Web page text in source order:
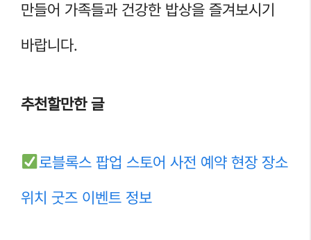
만들어 가족들과 건강한 밥상을 즐겨보시기
바랍니다.
추천할만한 글
로블록스 팝업 스토어 사전 예약 현장 장소
위치 굿즈 이벤트 정보